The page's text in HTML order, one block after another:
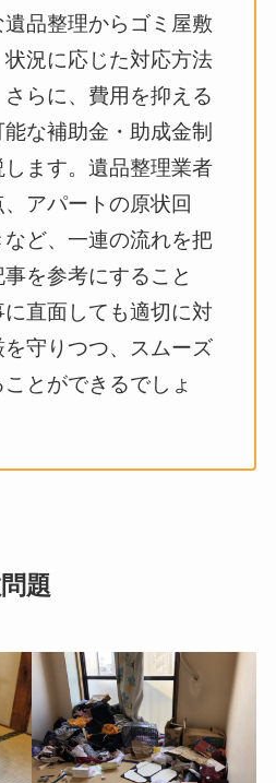
品整理からゴミ屋敷
況に応じた対応方法
らに、費用を抑える
な補助金・助成金制
ます。遺品整理業者
アパートの原状回
ど、一連の流れを把
を参考にすること
直面しても適切に対
守りつつ、スムーズ
とができるでしょ
題